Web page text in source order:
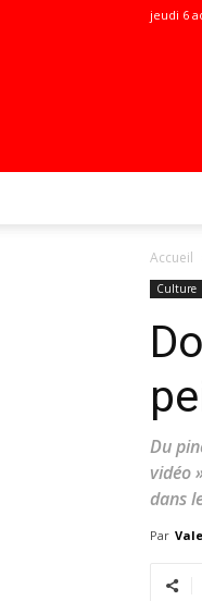
jeudi 6
Accueil
Culture
Du
vidéo
dans
Par